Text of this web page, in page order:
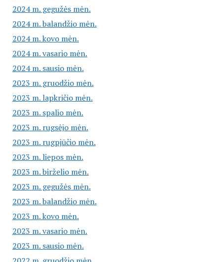
2024 m. gegužės mėn.
2024 m. balandžio mėn.
2024 m. kovo mėn.
2024 m. vasario mėn.
2024 m. sausio mėn.
2023 m. gruodžio mėn.
2023 m. lapkričio mėn.
2023 m. spalio mėn.
2023 m. rugsėjo mėn.
2023 m. rugpjūčio mėn.
2023 m. liepos mėn.
2023 m. birželio mėn.
2023 m. gegužės mėn.
2023 m. balandžio mėn.
2023 m. kovo mėn.
2023 m. vasario mėn.
2023 m. sausio mėn.